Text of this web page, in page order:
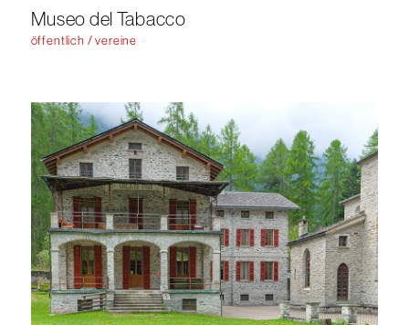
Museo del Tabacco
öffentlich / vereine